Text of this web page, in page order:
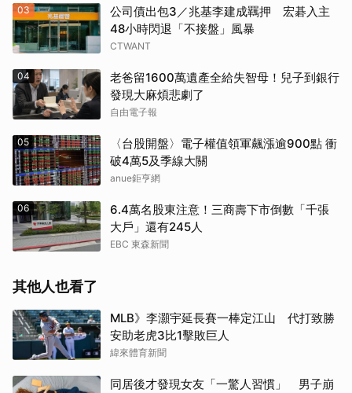
03
公司債出包3／兆基李建成羈押 宏碁入主
48小時閃退「不接盤」風暴
CTWANT
04
老爸留1600萬遺產全給失智母！兒子到銀行
發現大麻煩悲劇了
自由電子報
05
〈台股開盤〉電子權值領軍飆漲逾900點 衝
破4萬5及季線大關
anue鉅亨網
06
6.4萬名股東注意！三商壽下市倒數「千張
大戶」還有245人
EBC 東森新聞
其他人也看了
MLB》李灝宇延長賽一棒定江山 代打致勝
安助老虎3比1擊敗巨人
緯來體育新聞
同居後才發現女友「一驚人習慣」 男子崩